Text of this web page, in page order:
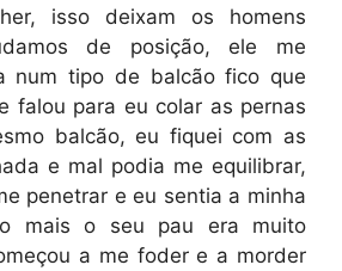
isso deixam os homens
de posição, ele me
num tipo de balcão fico que
falou para eu colar as pernas
balcão, eu fiquei com as
e mal podia me equilibrar,
penetrar e eu sentia a minha
mais o seu pau era muito
a me foder e a morder